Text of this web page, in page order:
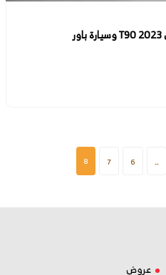
مقارنة شاملة بين سيارة ماكسيوس T90 2023 وسيارة باور
…
6
7
8
عروض